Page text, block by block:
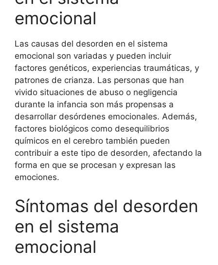
emocional
Las causas del desorden en el sistema
emocional son variadas y pueden incluir
factores genéticos, experiencias traumáticas, y
patrones de crianza. Las personas que han
vivido situaciones de abuso o negligencia
durante la infancia son más propensas a
desarrollar desórdenes emocionales. Además,
factores biológicos como desequilibrios
químicos en el cerebro también pueden
contribuir a este tipo de desorden, afectando la
forma en que se procesan y expresan las
emociones.
Síntomas del desorden
en el sistema
emocional